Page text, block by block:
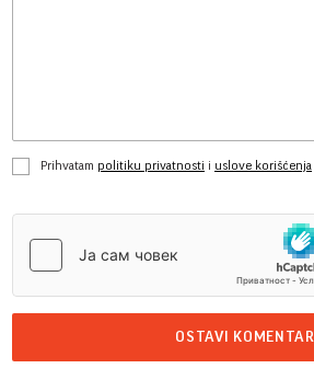
Prihvatam politiku privatnosti i uslove korišćenja
OSTAVI KOMENTAR